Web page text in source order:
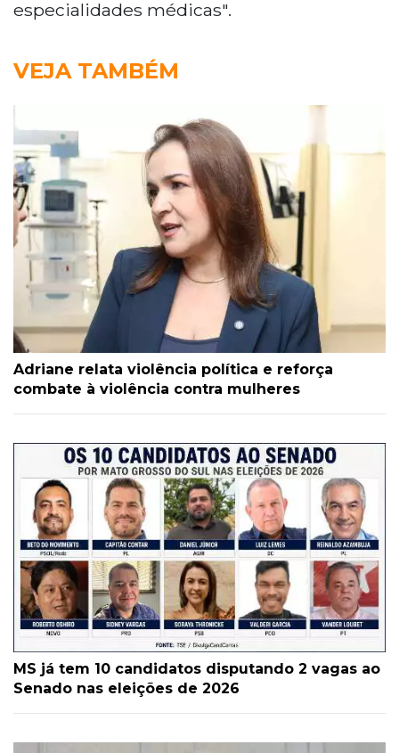
especialidades médicas".
VEJA TAMBÉM
Adriane relata violência política e reforça
combate à violência contra mulheres
MS já tem 10 candidatos disputando 2 vagas ao
Senado nas eleições de 2026